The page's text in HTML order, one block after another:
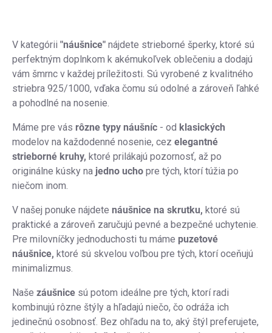
V kategórii "náušnice" nájdete strieborné šperky, ktoré sú
perfektným doplnkom k akémukoľvek oblečeniu a dodajú
vám šmrnc v každej príležitosti. Sú vyrobené z kvalitného
striebra 925/1000, vďaka čomu sú odolné a zároveň ľahké
a pohodlné na nosenie.
Máme pre vás rôzne typy náušníc - od klasických
modelov na každodenné nosenie, cez elegantné
strieborné kruhy, ktoré prilákajú pozornosť, až po
originálne kúsky na jedno ucho pre tých, ktorí túžia po
niečom inom.
V našej ponuke nájdete náušnice na skrutku, ktoré sú
praktické a zároveň zaručujú pevné a bezpečné uchytenie.
Pre milovníčky jednoduchosti tu máme puzetové
náušnice, ktoré sú skvelou voľbou pre tých, ktorí oceňujú
minimalizmus.
Naše záušnice sú potom ideálne pre tých, ktorí radi
kombinujú rôzne štýly a hľadajú niečo, čo odráža ich
jedinečnú osobnosť. Bez ohľadu na to, aký štýl preferujete,